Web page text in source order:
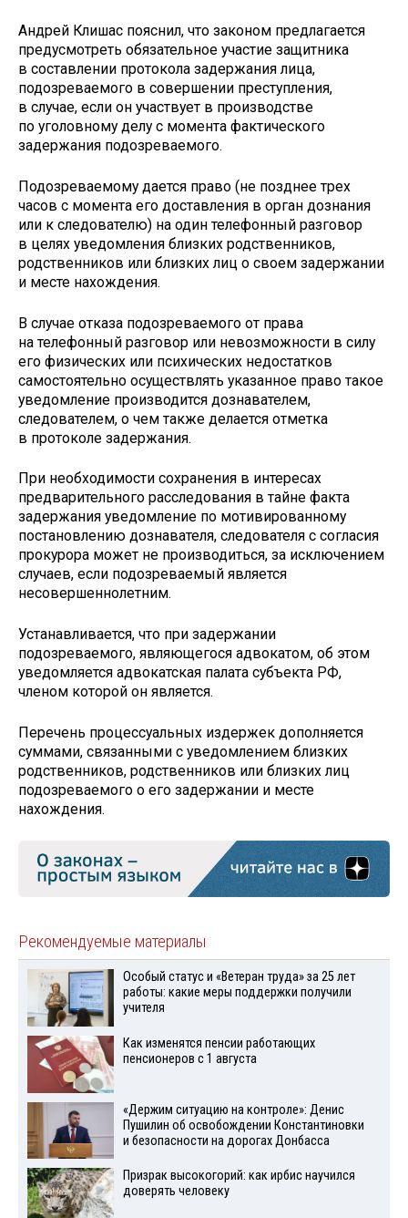
Андрей Клишас пояснил, что законом предлагается
предусмотреть обязательное участие защитника
в составлении протокола задержания лица,
подозреваемого в совершении преступления,
в случае, если он участвует в производстве
по уголовному делу с момента фактического
задержания подозреваемого.
Подозреваемому дается право (не позднее трех
часов с момента его доставления в орган дознания
или к следователю) на один телефонный разговор
в целях уведомления близких родственников,
родственников или близких лиц о своем задержании
и месте нахождения.
В случае отказа подозреваемого от права
на телефонный разговор или невозможности в силу
его физических или психических недостатков
самостоятельно осуществлять указанное право такое
уведомление производится дознавателем,
следователем, о чем также делается отметка
в протоколе задержания.
При необходимости сохранения в интересах
предварительного расследования в тайне факта
задержания уведомление по мотивированному
постановлению дознавателя, следователя с согласия
прокурора может не производиться, за исключением
случаев, если подозреваемый является
несовершеннолетним.
Устанавливается, что при задержании
подозреваемого, являющегося адвокатом, об этом
уведомляется адвокатская палата субъекта РФ,
членом которой он является.
Перечень процессуальных издержек дополняется
суммами, связанными с уведомлением близких
родственников, родственников или близких лиц
подозреваемого о его задержании и месте
нахождения.
Рекомендуемые материалы
Особый статус и «Ветеран труда» за 25 лет
работы: какие меры поддержки получили
учителя
Как изменятся пенсии работающих
пенсионеров с 1 августа
«Держим ситуацию на контроле»: Денис
Пушилин об освобождении Константиновки
и безопасности на дорогах Донбасса
Призрак высокогорий: как ирбис научился
доверять человеку